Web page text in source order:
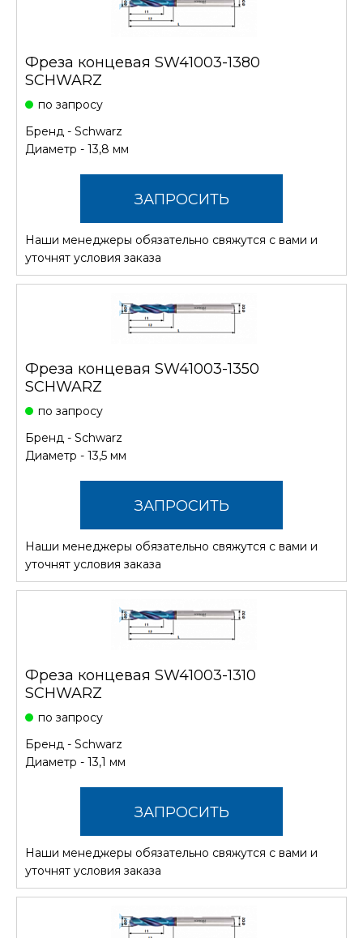
Фреза концевая SW41003-1380
SCHWARZ
по запросу
Бренд - Schwarz
Диаметр - 13,8 мм
ЗАПРОСИТЬ
СТОИМОСТЬ
Наши менеджеры обязательно свяжутся с вами и
уточнят условия заказа
Фреза концевая SW41003-1350
SCHWARZ
по запросу
Бренд - Schwarz
Диаметр - 13,5 мм
ЗАПРОСИТЬ
СТОИМОСТЬ
Наши менеджеры обязательно свяжутся с вами и
уточнят условия заказа
Фреза концевая SW41003-1310
SCHWARZ
по запросу
Бренд - Schwarz
Диаметр - 13,1 мм
ЗАПРОСИТЬ
СТОИМОСТЬ
Наши менеджеры обязательно свяжутся с вами и
уточнят условия заказа